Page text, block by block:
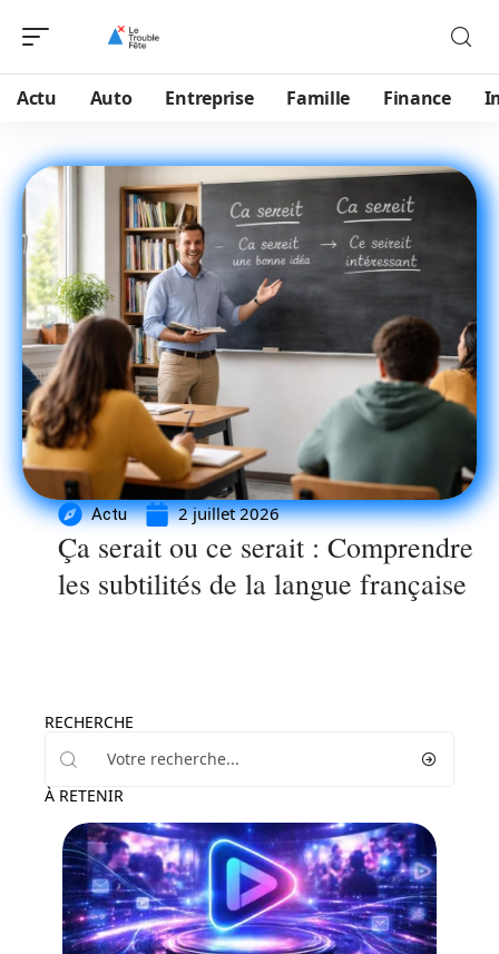
Actu Auto Entreprise Famille Finance
Actu 2 juillet 2026
Ça serait ou ce serait : Comprendre
les subtilités de la langue française
RECHERCHE
À RETENIR
Loisirs